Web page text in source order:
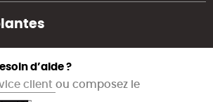
d’aide ?
client ou composez le